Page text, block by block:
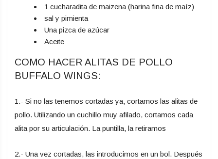
1 cucharadita de maizena (harina fina de maíz)
sal y pimienta
Una pizca de azúcar
Aceite
COMO HACER ALITAS DE POLLO
BUFFALO WINGS:
1.- Si no las tenemos cortadas ya, cortamos las alitas de
pollo. Utilizando un cuchillo muy afilado, cortamos cada
alita por su articulación. La puntilla, la retiramos
2.- Una vez cortadas, las introducimos en un bol. Después